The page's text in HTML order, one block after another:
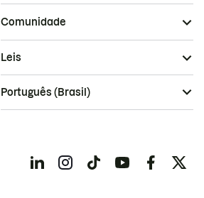
Comunidade
Leis
Português (Brasil)